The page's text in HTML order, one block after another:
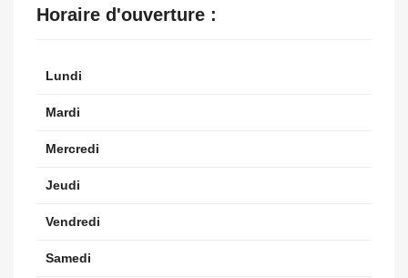
Horaire d'ouverture :
Lundi
Mardi
Mercredi
Jeudi
Vendredi
Samedi